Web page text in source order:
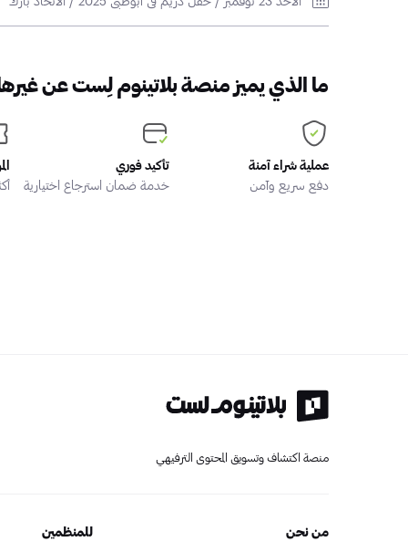
ما الذي يميز منصة بلاتينوم لِست عن
عملية شراء آمنة
دفع سريع وآمن
تأكيد فوري
خدمة ضمان استرجاع اختيارية
أكثر
منصة اكتشاف وتسويق المحتوى الترفيهي
من نحن للمنظمين